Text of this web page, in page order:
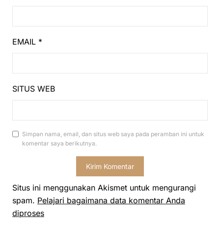
EMAIL *
SITUS WEB
Simpan nama, email, dan situs web saya pada peramban ini untuk
komentar saya berikutnya.
Situs ini menggunakan Akismet untuk mengurangi
spam. Pelajari bagaimana data komentar Anda
diproses